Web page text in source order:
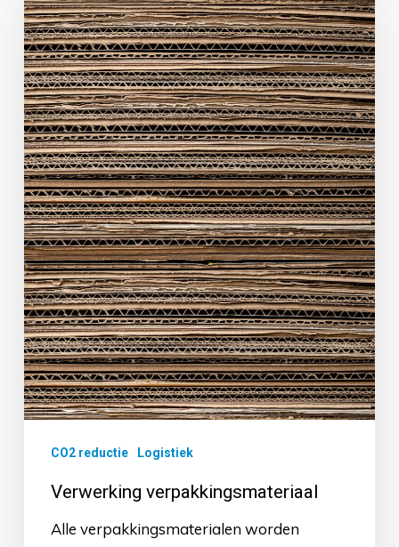
CO2 reductie Logistiek
Verwerking verpakkingsmateriaal
Alle verpakkingsmaterialen worden